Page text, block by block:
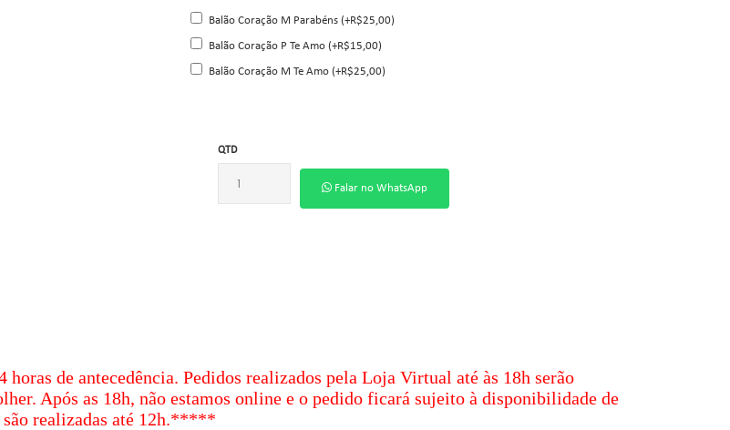
Balão Coração M Parabéns (+R$25,00)
Balão Coração P Te Amo (+R$15,00)
Balão Coração M Te Amo (+R$25,00)
QTD
Falar no WhatsApp
de antecedência. Pedidos realizados pela Loja Virtual até às 18h serão
Após as 18h, não estamos online e o pedido ficará sujeito à disponibilidade de
realizadas até 12h.*****